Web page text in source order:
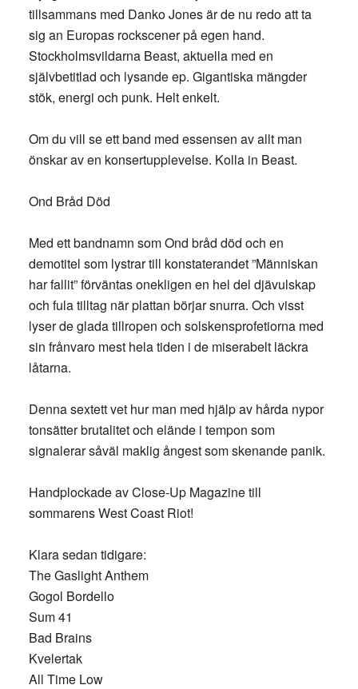
tillsammans med Danko Jones är de nu redo att ta
sig an Europas rockscener på egen hand.
Stockholmsvildarna Beast, aktuella med en
självbetitlad och lysande ep. Gigantiska mängder
stök, energi och punk. Helt enkelt.
Om du vill se ett band med essensen av allt man
önskar av en konsertupplevelse. Kolla in Beast.
Ond Bråd Död
Med ett bandnamn som Ond bråd död och en
demotitel som lystrar till konstaterandet ”Människan
har fallit” förväntas onekligen en hel del djävulskap
och fula tilltag när plattan börjar snurra. Och visst
lyser de glada tillropen och solskensprofetiorna med
sin frånvaro mest hela tiden i de miserabelt läckra
låtarna.
Denna sextett vet hur man med hjälp av hårda nypor
tonsätter brutalitet och elände i tempon som
signalerar såväl maklig ångest som skenande panik.
Handplockade av Close-Up Magazine till
sommarens West Coast Riot!
Klara sedan tidigare:
The Gaslight Anthem
Gogol Bordello
Sum 41
Bad Brains
Kvelertak
All Time Low